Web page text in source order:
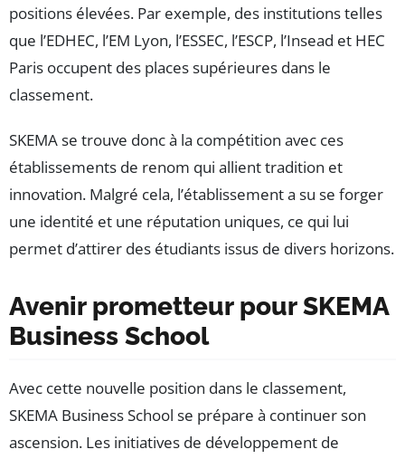
positions élevées. Par exemple, des institutions telles
que l’EDHEC, l’EM Lyon, l’ESSEC, l’ESCP, l’Insead et HEC
Paris occupent des places supérieures dans le
classement.
SKEMA se trouve donc à la compétition avec ces
établissements de renom qui allient tradition et
innovation. Malgré cela, l’établissement a su se forger
une identité et une réputation uniques, ce qui lui
permet d’attirer des étudiants issus de divers horizons.
Avenir prometteur pour SKEMA
Business School
Avec cette nouvelle position dans le classement,
SKEMA Business School se prépare à continuer son
ascension. Les initiatives de développement de